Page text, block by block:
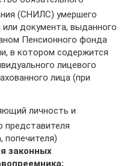
(СНИЛС) умершего
или документа, выданного
Пенсионного фонда
в котором содержится
лицевого
лица (при
личность и
представителя
попечителя)
законных